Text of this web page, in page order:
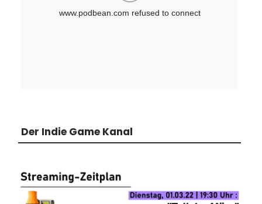
Der Indie Game Kanal